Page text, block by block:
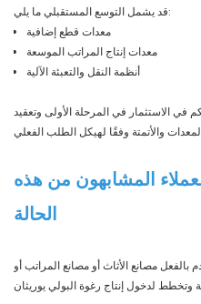
قد يشمل التوسع المستقبلي ما يلي:
معدات قطع إضافية
معدات إنتاج المراتب الموسعة
أنظمة النقل والتعبئة الآلية
في الاستثمار في المرحلة الأولى وتعقيد
المشابهون من هذه
الحالة
مصانع الأثاث أو مصانع المراتب أو